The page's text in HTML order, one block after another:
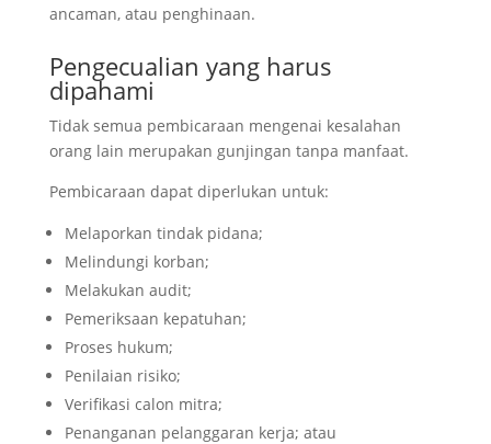
ancaman, atau penghinaan.
Pengecualian yang harus
dipahami
Tidak semua pembicaraan mengenai kesalahan
orang lain merupakan gunjingan tanpa manfaat.
Pembicaraan dapat diperlukan untuk:
Melaporkan tindak pidana;
Melindungi korban;
Melakukan audit;
Pemeriksaan kepatuhan;
Proses hukum;
Penilaian risiko;
Verifikasi calon mitra;
Penanganan pelanggaran kerja; atau